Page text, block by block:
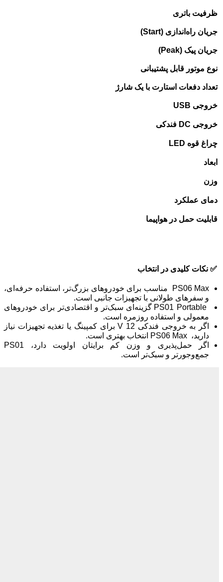
ظرفیت باتری
جریان راه‌اندازی (Start
)
جریان پیک (Peak
)
نوع موتور قابل پشتیبانی
تعداد دفعات استارت با یک شارژ
خروجی USB
خروجی DC فندکی
چراغ قوه LED
ابعاد
وزن
دمای عملکرد
قابلیت حمل در هواپیما
✅ نکات کلیدی در انتخاب
PS06 Max مناسب برای خودروهای بزرگ‌تر، استفاده حرفه‌ای،
و سفرهای طولانی با تجهیزات جانبی است.
PS01 Portable گزینه‌ای سبک‌تر و اقتصادی‌تر برای خودروهای
معمولی و استفاده روزمره است.
اگر به خروجی فندکی 12 V برای کمپینگ یا تغذیه تجهیزات نیاز
دارید، PS06 Max انتخاب بهتری است.
اگر حمل‌پذیری و وزن کم برایتان اولویت دارد، PS01
جمع‌وجورتر و سبک‌تر است.